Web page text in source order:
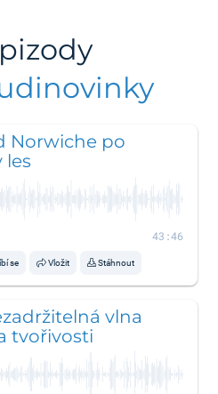
Norwiche po
les
43:46
se Vložit Stáhnout
vlna
tvořivosti